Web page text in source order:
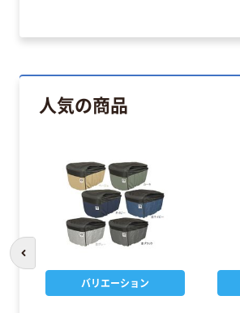
人気の商品
バリエーション